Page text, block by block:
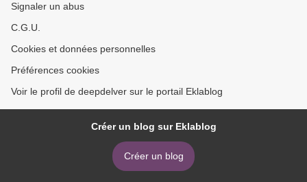
Signaler un abus
C.G.U.
Cookies et données personnelles
Préférences cookies
Voir le profil de deepdelver sur le portail Eklablog
Créer un blog sur Eklablog
Créer un blog